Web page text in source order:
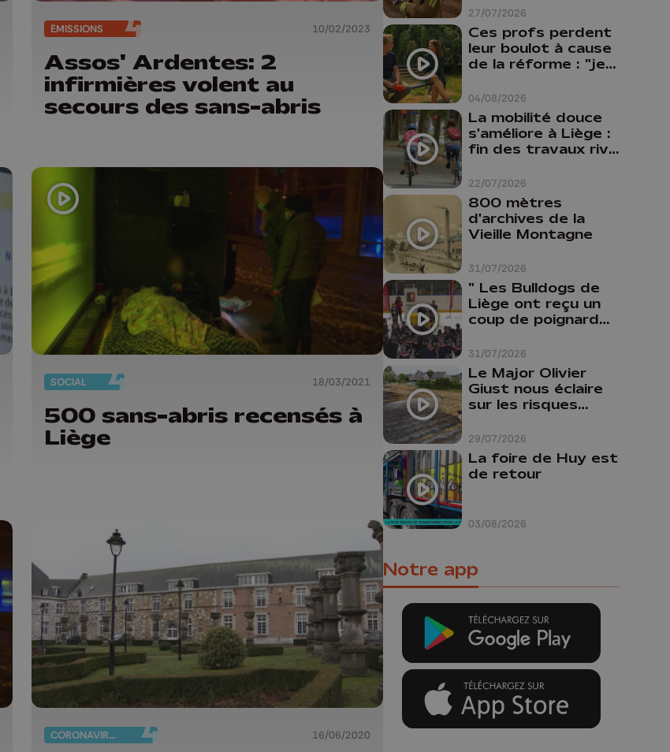
ÉMISSIONS 10/02/2023
Assos' Ardentes: 2
infirmières volent au
secours des sans-abris
SOCIAL 18/03/2021
500 sans-abris recensés à
Liège
CORONAVIRUS 16/06/2020
27/07/2026
province de Liège :
"Un citoyen qui
n'est formé ne
peut pas nous
aider"
04/08/2026
Ces profs perdent
leur boulot à cause
de la réforme : "je
comme prof que
comme
pharmacienne"
22/07/2026
La mobilité douce
s'améliore à Liège :
fin des travaux rive
cyclo-piétonnes
Avroy et
Guillemins...
31/07/2026
800 mètres
d'archives de la
Vieille Montagne
31/07/2026
" Les Bulldogs de
Liège ont reçu un
coup de poignard
29/07/2026
Le Major Olivier
Giust nous éclaire
sur les risques
Belgique : "Un
incendie comme en
Gironde ne pourrait
pas avoir lieu chez
03/08/2026
La foire de Huy est
de retour
Notre app